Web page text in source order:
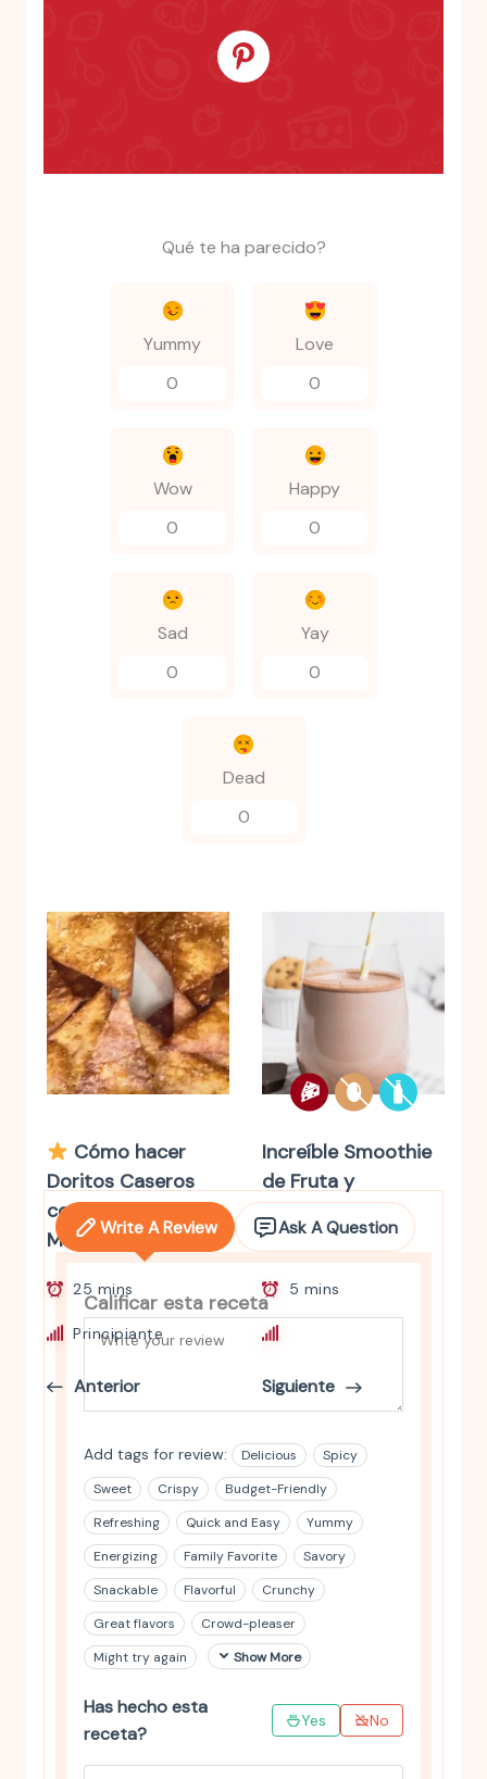
Qué te ha parecido?
Yummy
0
Love
0
Wow
0
Happy
0
Sad
0
Yay
0
Dead
0
Cómo hacer
Doritos Caseros
con Tortillas de
Maíz
25 mins
Principiante
Anterior
Increíble Smoothie
de Fruta y
Chocolate con
Proteína
5 mins
Siguiente
Write A Review Ask A Question
Calificar esta receta
Add tags for review: Delicious
Spicy
Sweet
Crispy
Budget-Friendly
Refreshing
Quick and Easy
Yummy
Energizing
Family Favorite
Savory
Snackable
Flavorful
Crunchy
Great flavors
Crowd-pleaser
Might try again
Show More
Has hecho esta
receta?
Yes No